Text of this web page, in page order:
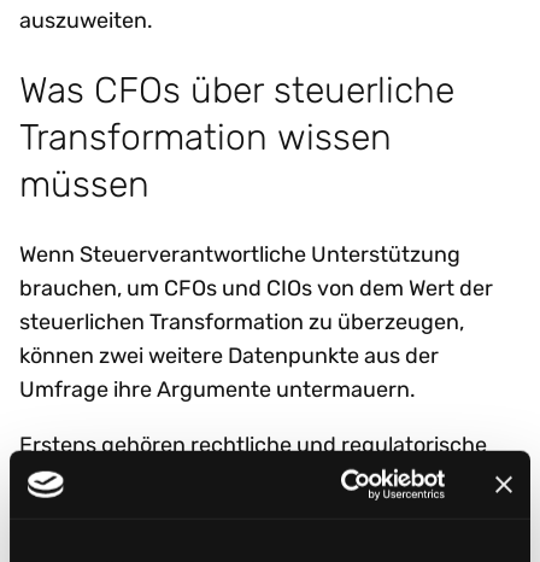
auszuweiten.
Was CFOs über steuerliche
Transformation wissen
müssen
Wenn Steuerverantwortliche Unterstützung
brauchen, um CFOs und CIOs von dem Wert der
steuerlichen Transformation zu überzeugen,
können zwei weitere Datenpunkte aus der
Umfrage ihre Argumente untermauern.
Erstens gehören rechtliche und regulatorische
Risiken zu den Top-Finanzprioritäten und belegen